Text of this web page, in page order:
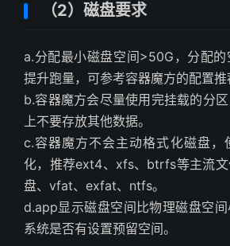
（2）磁盘要求
a.分配最小磁盘空间>50G，分配
提升跑量，可参考容器魔方的配置推
b.容器魔方会尽量使用完挂载的分
上不要存放其他数据。
c.容器魔方不会主动格式化磁盘，
化，推荐ext4、xfs、btrfs等主流
盘、vfat、exfat、ntfs。
d.app显示磁盘空间比物理磁盘空
系统是否有设置预留空间。